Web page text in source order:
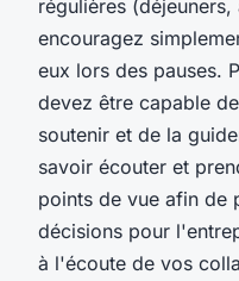
régulières
encouragez
eux lors des pauses.
devez être capable
soutenir et de la
savoir écouter et
points de vue afin de
décisions pour
à l'écoute de vos